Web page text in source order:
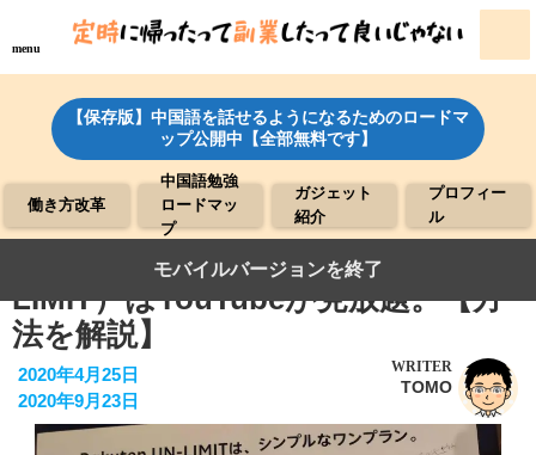
menu
【保存版】中国語を話せるようになるためのロードマ
ップ公開中【全部無料です】
働き方改革
中国語勉強
ロードマッ
プ
ガジェット
紹介
プロフィー
ル
●楽天モバイル（RAKUTEN UN-
LIMIT）はYouTubeが見放題。【方
法を解説】
2020年4月25日
2020年9月23日
WRITER
TOMO
モバイルバージョンを終了